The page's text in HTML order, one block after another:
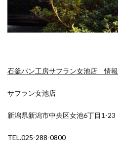
石釜パン工房サフラン女池店 情報
サフラン女池店
新潟県新潟市中央区女池6丁目1-23
TEL.025-288-0800